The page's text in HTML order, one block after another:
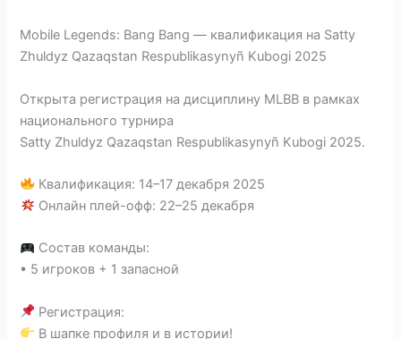
Mobile Legends: Bang Bang — квалификация на Satty
Zhuldyz Qazaqstan Respublikasynyñ Kubogi 2025
Открыта регистрация на дисциплину MLBB в рамках
национального турнира
Satty Zhuldyz Qazaqstan Respublikasynyñ Kubogi 2025.
Квалификация: 14–17 декабря 2025
Онлайн плей-офф: 22–25 декабря
Состав команды:
• 5 игроков + 1 запасной
Регистрация:
В шапке профиля и в истории!